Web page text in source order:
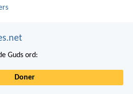
Guds ord:
Doner